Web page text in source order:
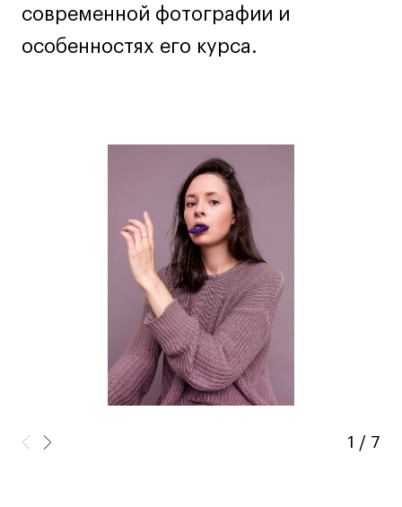
UX/UI-дизайн
Маркетинг
Навыки предпринимателя и управленца
Маркетинг и генерация лидов
Фотография
современной фотографии и
особенностях его курса.
1 / 7